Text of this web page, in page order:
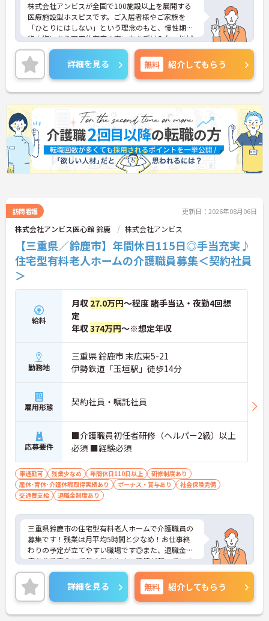
株式会社アンビスが全国で100施設以上を展開する
医療施設型ホスピスです。ご入居者様やご家族を
「ひとりにはしない」という理念のもと、慢性期や
終末期にあり医療依存度の高い方を受け入れ、地域
医療を支える社会的意義の高い事業を推進していま
す。現場には看護師が24時間常駐しています。急変
時の対応や医療行為は看護師が担当するため、初任
者研修や実務者研修の方も食事介助や入浴介助など
の生活を支えるケアに専念できる環境です。多職種
で情報を共有し、一人で判断を抱え込まないチーム
連携の体制がしっかりと整っています。働き方の面
では、夜勤明けの翌日が原則として公休となるほ
か、月平均の残業時間も5時間から7時間程度とかな
り少なめです。常勤スタッフの比率が90パーセント
を超えているため急な勤務変更が発生しにくく、あ
らかじめ決められた訪問予定表に沿って規則正しく
専門性を着実に深めていける環境が用意されていま
★おすすめPOINT★
＜個別ＯＪＴとチーム連携で着実に成長！＞
・入職後はお一人おひとりの習熟度に合わせた個別
の機会も提供されます
・施設内には看護師が24時間常駐しており、急変時
の対応や専門的な医療処置は看護師が担当するため
負担が減ります
・介護スタッフと看護スタッフの比率が1対1で相談
しやすく、初任者研修や実務者研修からでも着実に
専門性を高められます
＜残業月7時間以下で身体の負担を軽減！＞
・常勤で働くスタッフの比率が90パーセント以上と
高く、急なシフト変更や無理な長時間勤務が発生し
にくい人員体制です
・訪問スケジュールに沿って施設内でのケアを行う
・夜勤明けの翌日は原則としてお休みとなるシフト
編成が組まれており、しっかりと休息を取りながら
長期的な就業が可能です
＜評価制度でキャリアアップ＞
・介護福祉士や初任者研修などの資格や実務経験、
夜勤回数がしっかりと給与に反映されるためモチベ
ーションを維持できます
・年次を問わずリーダーや主任などのマネジメント
職へ昇格する事例も多数あり、腰を据えて長期的な
キャリア形成が可能です
詳細を見る 無料 紹介してもらう
訪問看護 更新日：2026年08月06日
株式会社アンビス医心館 鈴鹿 株式会社アンビス
【三重県／鈴鹿市】年間休日115日◎手当充実♪
住宅型有料老人ホームの介護職員募集＜契約社員
＞
給料
月収 27.0万円～程度 諸手当込・夜勤4回想
定
年収374万円～※想定年収
勤務地
三重県 鈴鹿市 末広東5-21
伊勢鉄道「玉垣駅」徒歩14分
雇用形態 契約社員・嘱託社員
応募要件
■介護職員初任者研修（ヘルパー2級）以上
必須 ■経験必須
車通勤可 残業少なめ 年間休日110日以上
研修制度あり
産休･育休･介護休暇取得実績あり
ボーナス・賞与あり
社会保険完備
交通費支給
退職金制度あり
三重県鈴鹿市の住宅型有料老人ホームで介護職員の
募集です！残業は月平均5時間と少なめ！お仕事終
わりの予定が立てやすい職場です◎また、退職金制
度ありで安心して長く働きやすい環境が整っていま
す♪ご興味のある方は面接ポイントをお伝えします
ので、お気軽にご連絡ください！
詳細を見る 無料 紹介してもらう